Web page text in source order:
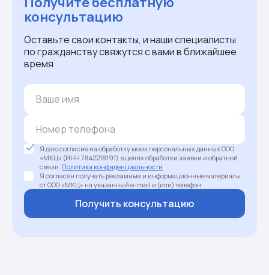
консультацию
Оставьте свои контакты, и наши специалисты
по гражданству свяжутся с вами в ближайшее
время
Я даю согласие на обработку моих персональных данных ООО
«МКЦ» (ИНН 7842218191) в целях обработки заявки и обратной
связи. Политика конфиденциальности
Я согласен получать рекламные и информационные материалы
от ООО «МКЦ» на указанный e-mail и (или) телефон
Получить консультацию